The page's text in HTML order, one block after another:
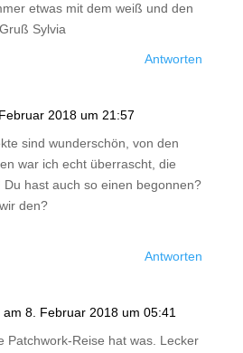
etwas mit dem weiß und den
Sylvia
Antworten
2018 um 21:57
sind wunderschön, von den
war ich echt überrascht, die
Du hast auch so einen begonnen?
den?
Antworten
am 8. Februar 2018 um 05:41
Patchwork-Reise hat was. Lecker